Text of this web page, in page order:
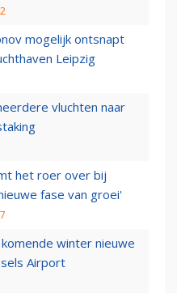
mogelijk ontsnapt
Leipzig
vluchten naar
het roer over bij
fase van groei'
winter nieuwe
Airport